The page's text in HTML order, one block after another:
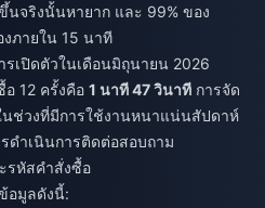
จริงนั้นหายาก และ 99% ของ
งภายใน 15 นาที
รเปิดตัวในเดือนมิถุนายน 2026
12 ครั้งคือ 1 นาที 47 วินาที การจัด
ช่วงที่มีการใช้งานหนาแน่นสัปดาห์
ดำเนินการติดต่อสอบถาม
รหัสคำสั่งซื้อ
อมูลดังนี้: